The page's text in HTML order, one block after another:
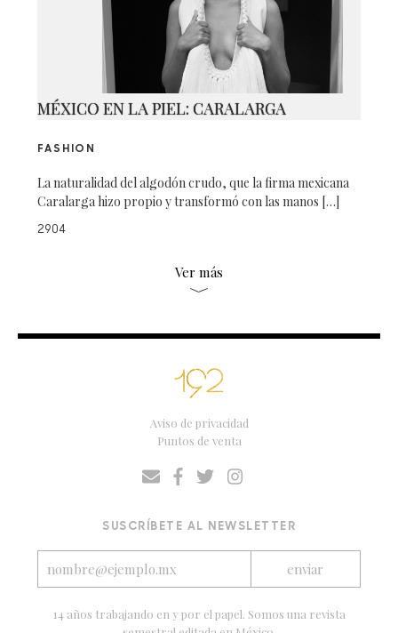
MÉXICO EN LA PIEL: CARALARGA
FASHION
La naturalidad del algodón crudo, que la firma mexicana
Caralarga hizo propio y transformó con las manos […]
2904
Ver más
Aviso de privacidad
Puntos de venta
SUSCRÍBETE AL NEWSLETTER
14 años trabajando en y por el papel. Somos una revista